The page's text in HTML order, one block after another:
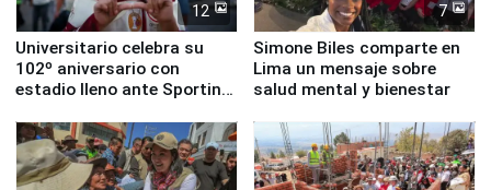
12
Universitario celebra su
102º aniversario con
estadio lleno ante Sporting
7
Simone Biles comparte en
Lima un mensaje sobre
salud mental y bienestar